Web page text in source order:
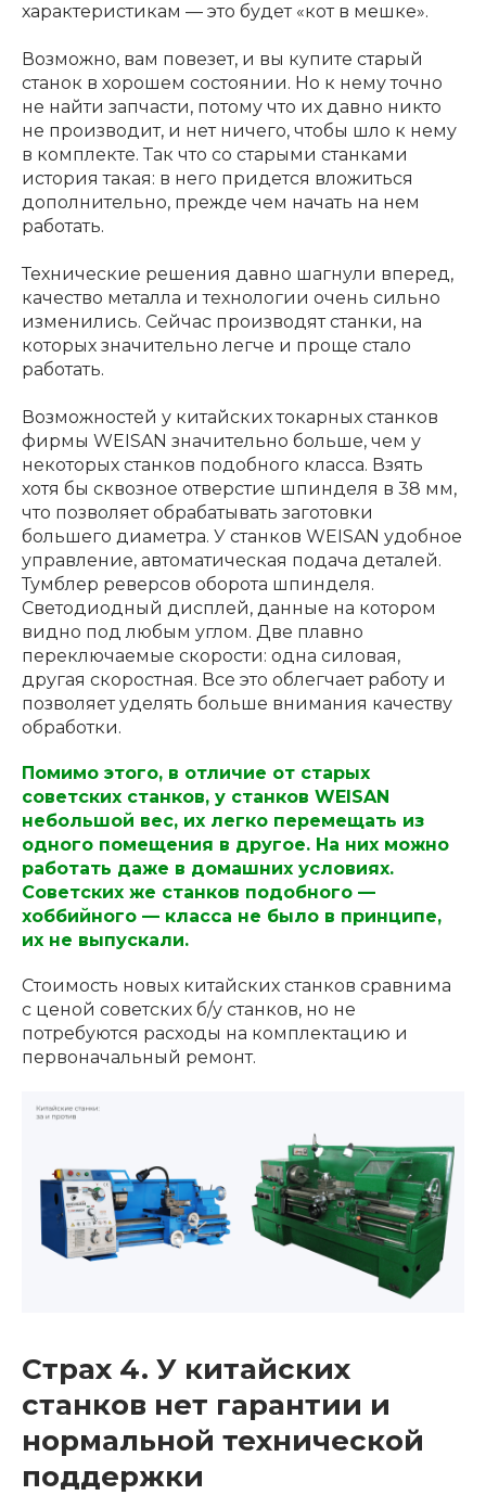
характеристикам — это будет «кот в мешке».
Возможно, вам повезет, и вы купите старый
станок в хорошем состоянии. Но к нему точно
не найти запчасти, потому что их давно никто
не производит, и нет ничего, чтобы шло к нему
в комплекте. Так что со старыми станками
история такая: в него придется вложиться
дополнительно, прежде чем начать на нем
работать.
Технические решения давно шагнули вперед,
качество металла и технологии очень сильно
изменились. Сейчас производят станки, на
которых значительно легче и проще стало
работать.
Возможностей у китайских токарных станков
фирмы WEISAN значительно больше, чем у
некоторых станков подобного класса. Взять
хотя бы сквозное отверстие шпинделя в 38 мм,
что позволяет обрабатывать заготовки
большего диаметра. У станков WEISAN удобное
управление, автоматическая подача деталей.
Тумблер реверсов оборота шпинделя.
Светодиодный дисплей, данные на котором
видно под любым углом. Две плавно
переключаемые скорости: одна силовая,
другая скоростная. Все это облегчает работу и
позволяет уделять больше внимания качеству
обработки.
Помимо этого, в отличие от старых
советских станков, у станков WEISAN
небольшой вес, их легко перемещать из
одного помещения в другое. На них можно
работать даже в домашних условиях.
Советских же станков подобного —
хоббийного — класса не было в принципе,
их не выпускали.
Стоимость новых китайских станков сравнима
с ценой советских б/у станков, но не
потребуются расходы на комплектацию и
первоначальный ремонт.
Страх 4. У китайских
станков нет гарантии и
нормальной технической
поддержки